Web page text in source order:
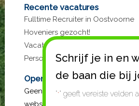
Recente vacatures
Fulltime Recruiter in Oostvoorne
Hoveniers gezocht!
Vacature Luchtkanalen Monteur
Personeel
Open sollicitatie?
Geen passende vacature
website? Stuur gerust een open
"*" geeft vereiste velden